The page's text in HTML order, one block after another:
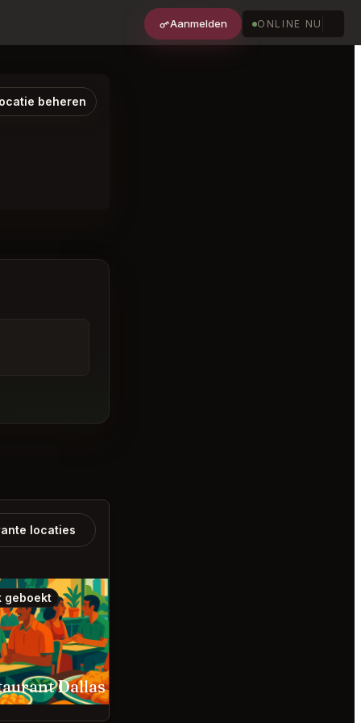
Aanmelden ONLINE NU
beheren
locaties
geboekt
Dallas